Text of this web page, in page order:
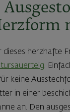
dieses herzhafte
.
keine
in einer
an. Den